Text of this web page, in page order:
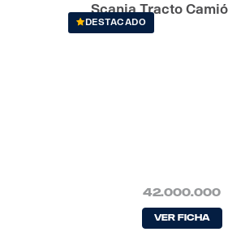
Scania Tracto
DESTACADO
42.000.000
Ver Ficha